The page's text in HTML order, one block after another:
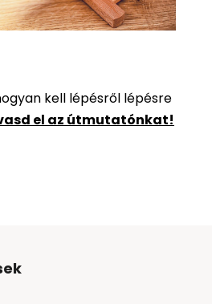
kell lépésről lépésre
el az útmutatónkat!